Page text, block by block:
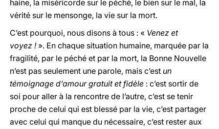
haine, la miséricorde sur le péché, le bien sur le mal, la
vérité sur le mensonge, la vie sur la mort.
C’est pourquoi, nous disons à tous : « Venez et
voyez !». En chaque situation humaine, marquée par la
fragilité, par le péché et par la mort, la Bonne Nouvelle
n’est pas seulement une parole, mais c’est un
témoignage d’amour gratuit et fidèle : c’est sortir de
soi pour aller à la rencontre de l’autre, c’est se tenir
proche de celui qui est blessé par la vie, c’est partager
avec celui qui manque du nécessaire, c’est rester aux